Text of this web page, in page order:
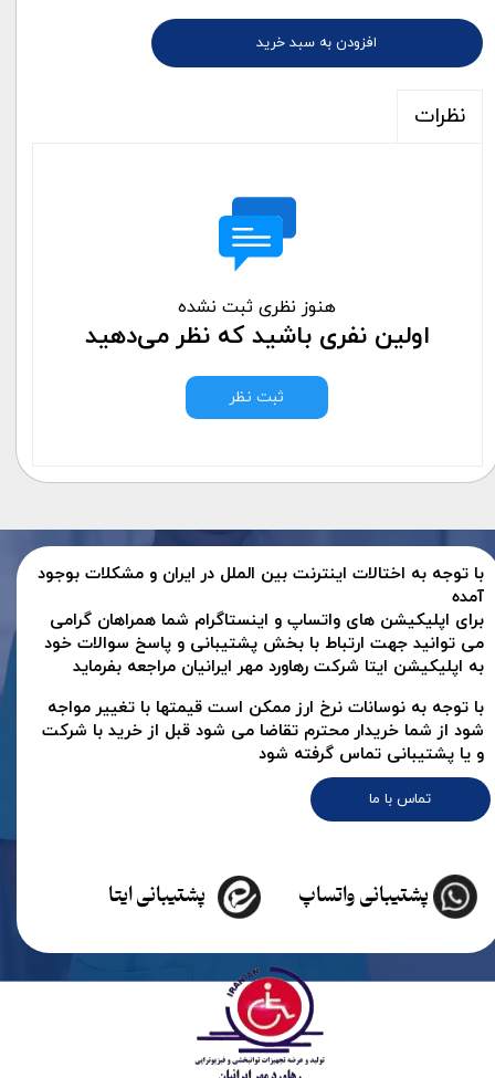
افزودن به سبد خرید
نظرات
هنوز نظری ثبت نشده
اولین نفری باشید که نظر می‌دهید
ثبت نظر
تماس با ما
با توجه به اختالات اینترنت بین الملل در ایران و مشکلات بوجود
آمده
برای اپلیکیشن های واتساپ و اینستاگرام شما همراهان گرامی
می توانید جهت ارتباط با بخش پشتیبانی و پاسخ سوالات خود
به اپلیکیشن ایتا شرکت رهاورد مهر ایرانیان مراجعه بفرماید
پشتیبانی ایتا پشتیبانی واتساپ
با توجه به نوسانات نرخ ارز ممکن است قیمتها با تغییر مواجه
شود از شما خریدار محترم تقاضا می شود قبل از خرید با شرکت
و یا پشتیبانی تماس گرفته شود